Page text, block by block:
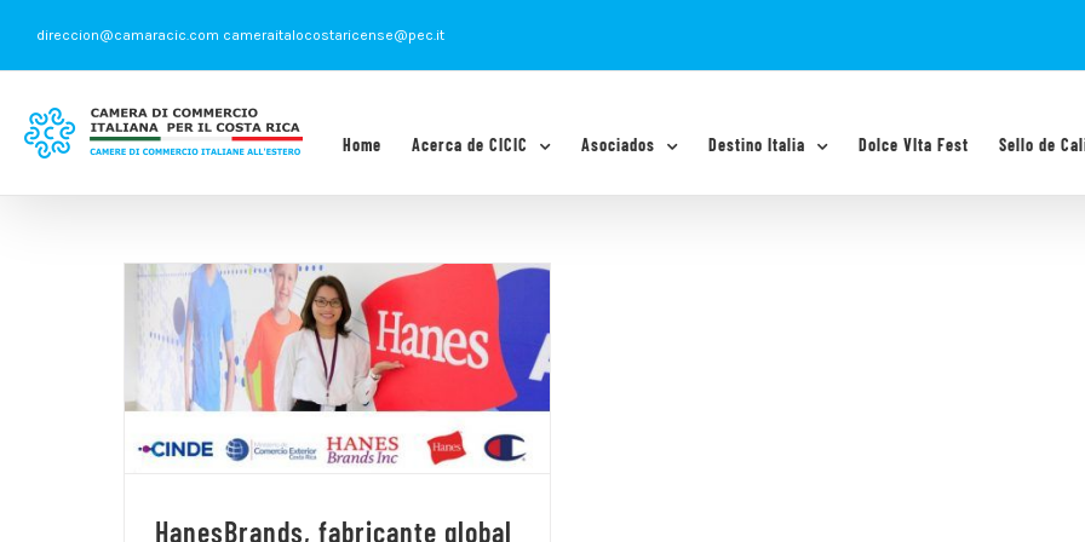
contenido
direccion@camaracic.com cameraitalocostaricense@pec.it
Home Acerca de CICIC Asociados Destino Italia Dolce VIta Fest Sello de
HanesBrands, fabricante global